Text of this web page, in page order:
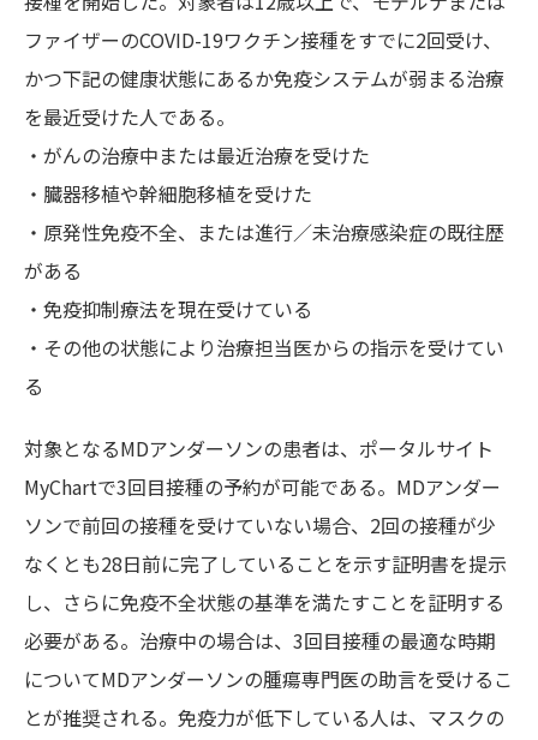
ファイザーのCOVID-19ワクチン接種をすでに2回受け、
かつ下記の健康状態にあるか免疫システムが弱まる治療
を最近受けた人である。
・がんの治療中または最近治療を受けた
・臓器移植や幹細胞移植を受けた
・原発性免疫不全、または進行／未治療感染症の既往歴
がある
・免疫抑制療法を現在受けている
・その他の状態により治療担当医からの指示を受けてい
る
対象となるMDアンダーソンの患者は、ポータルサイト
MyChartで3回目接種の予約が可能である。MDアンダー
ソンで前回の接種を受けていない場合、2回の接種が少
なくとも28日前に完了していることを示す証明書を提示
し、さらに免疫不全状態の基準を満たすことを証明する
必要がある。治療中の場合は、3回目接種の最適な時期
についてMDアンダーソンの腫瘍専門医の助言を受けるこ
とが推奨される。免疫力が低下している人は、マスクの